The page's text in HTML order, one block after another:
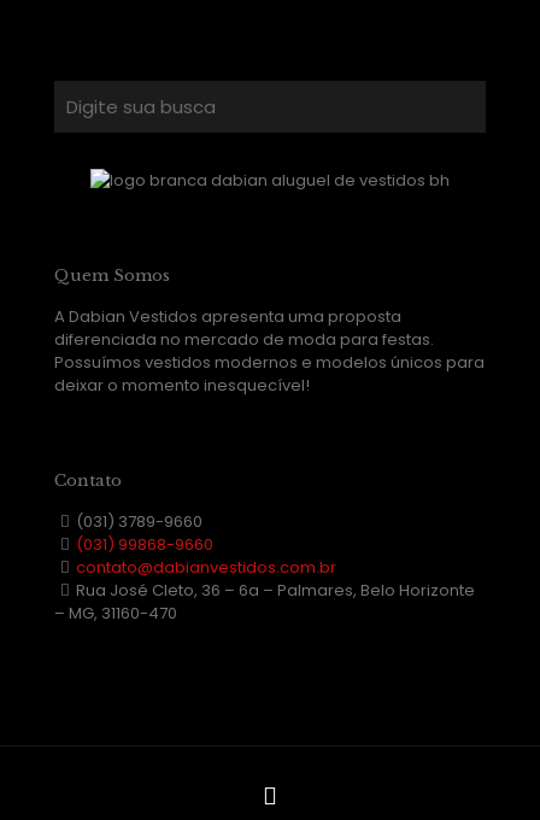
Quem Somos
A Dabian Vestidos apresenta uma proposta
diferenciada no mercado de moda para festas.
Possuímos vestidos modernos e modelos únicos para
deixar o momento inesquecível!
Contato
(031) 3789-9660
(031) 99868-9660
contato@dabianvestidos.com.br
Rua José Cleto, 36 – 6a – Palmares, Belo Horizonte
– MG, 31160-470